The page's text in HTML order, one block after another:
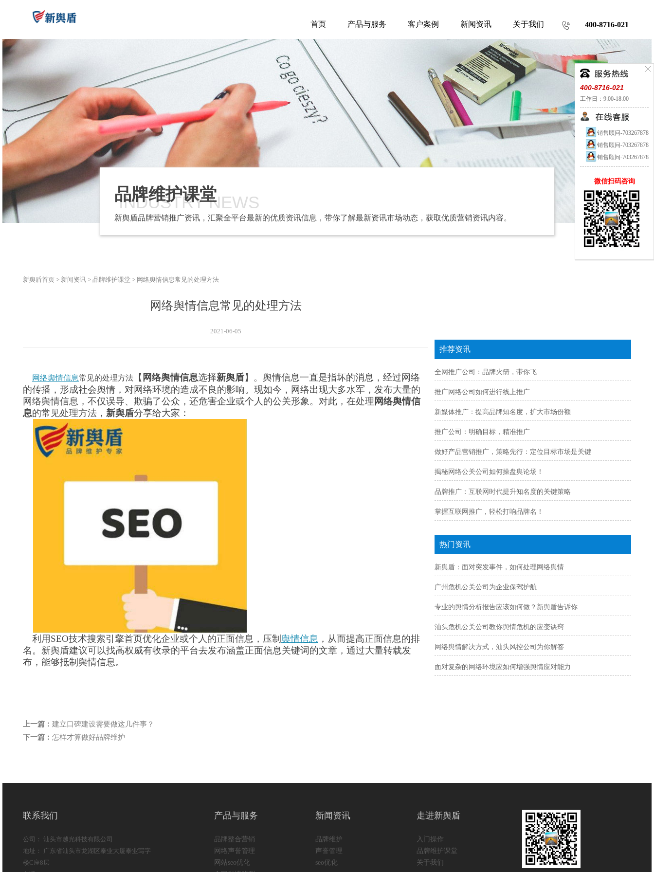
首页 产品与服务 客户案例 新闻资讯 关于我们 400-8716-021
品牌维护课堂
INDUSTRY NEWS
新舆盾品牌营销推广资讯，汇聚全平台最新的优质资讯信息，带你了解最新资讯市场动态，获取优质营销资讯内容。
新舆盾首页 > 新闻资讯 > 品牌维护课堂 > 网络舆情信息常见的处理方法
网络舆情信息常见的处理方法
2021-06-05
网络舆情信息常见的处理方法 【 网络舆情信息选择新舆盾】。 舆情信息一直是指坏的消息，经过网络
的传播，形成社会舆情，对网络环境的造成不良的影响。现如今，网络出现大多水军，发布大量的
网络舆情信息，不仅误导、欺骗了公众，还危害企业或个人的公关形象。对此，在处理 网络舆情信
息的常见处理方法， 新舆盾分享给大家：
利用SEO技术搜索引擎首页优化企业或个人的正面信息，压制 舆情信息 ，从而提高正面信息的排
名。新舆盾建议可以找高权威有收录的平台去发布涵盖正面信息关键词的文章，通过大量转载发
布，能够抵制舆情信息。
上一篇： 建立口碑建设需要做这几件事？
下一篇： 怎样才算做好品牌维护
推荐资讯
全网推广公司：品牌火箭，带你飞
推广网络公司如何进行线上推广
新媒体推广：提高品牌知名度，扩大市场份额
推广公司：明确目标，精准推广
做好产品营销推广，策略先行：定位目标市场是关键
揭秘网络公关公司如何操盘舆论场！
品牌推广：互联网时代提升知名度的关键策略
掌握互联网推广，轻松打响品牌名！
热门资讯
新舆盾：面对突发事件，如何处理网络舆情
广州危机公关公司为企业保驾护航
专业的舆情分析报告应该如何做？新舆盾告诉你
汕头危机公关公司教你舆情危机的应变诀窍
网络舆情解决方式，汕头风控公司为你解答
面对复杂的网络环境应如何增强舆情应对能力
联系我们
公司： 汕头市越光科技有限公司
地址： 广东省汕头市龙湖区泰业大厦泰业写字
楼C座8层
产品与服务
品牌整合营销
网络声誉管理
网站seo优化
新闻资讯
品牌维护
声誉管理
seo优化
走进新舆盾
入门操作
品牌维护课堂
关于我们
400-8716-021
工作日：9:00-18:00
销售顾问-703267878
销售顾问-703267878
销售顾问-703267878
微信扫码咨询